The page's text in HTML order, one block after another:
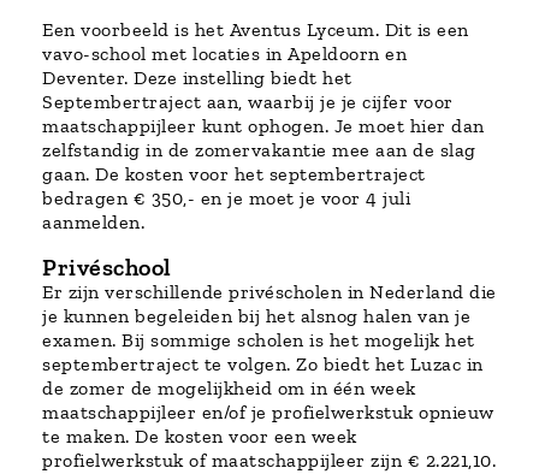
Een voorbeeld is het Aventus Lyceum. Dit is een
vavo-school met locaties in Apeldoorn en
Deventer. Deze instelling biedt het
Septembertraject aan, waarbij je je cijfer voor
maatschappijleer kunt ophogen. Je moet hier dan
zelfstandig in de zomervakantie mee aan de slag
gaan. De kosten voor het septembertraject
bedragen € 350,- en je moet je voor 4 juli
aanmelden.
Privéschool
Er zijn verschillende privéscholen in Nederland die
je kunnen begeleiden bij het alsnog halen van je
examen. Bij sommige scholen is het mogelijk het
septembertraject te volgen. Zo biedt het Luzac in
de zomer de mogelijkheid om in één week
maatschappijleer en/of je profielwerkstuk opnieuw
te maken. De kosten voor een week
profielwerkstuk of maatschappijleer zijn € 2.221,10.